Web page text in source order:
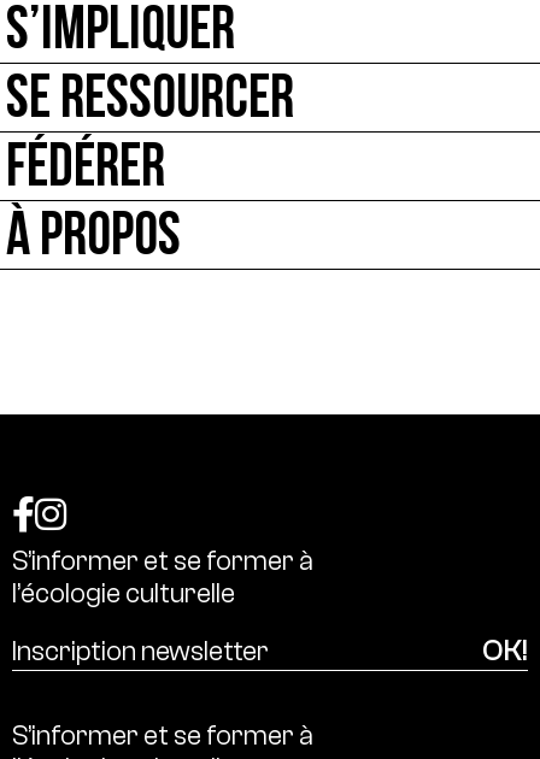
S’IMPLIQUER
SE RESSOURCER
FÉDÉRER
À PROPOS
S’informer et se former à
l’écologie culturelle
S’informer et se former à